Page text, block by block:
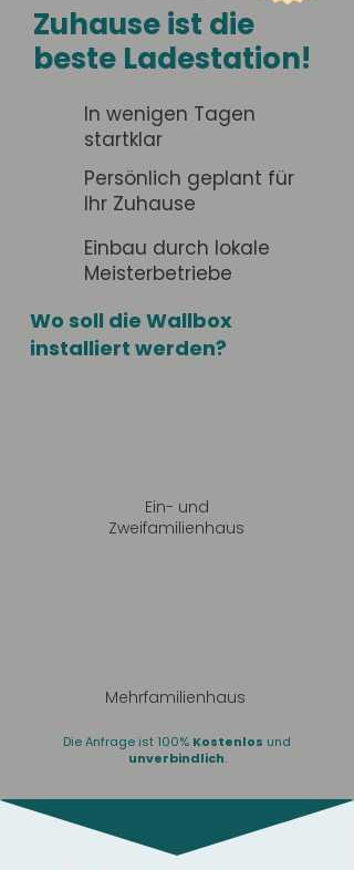
Zuhause ist die
beste Ladestation!
In wenigen Tagen
startklar
Persönlich geplant für
Ihr Zuhause
Einbau durch lokale
Meisterbetriebe
Wo soll die Wallbox
installiert werden?
Ein- und
Zweifamilienhaus
Mehrfamilienhaus
Die Anfrage ist 100% Kostenlos und
unverbindlich.